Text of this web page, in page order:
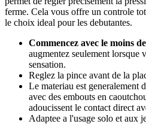
ferme. Cela vous offre un controle
le choix ideal pour les debutantes.
Commencez avec le moins
augmentez seulement lorsque
sensation.
Reglez la pince avant de la
Le materiau est generalement
avec des embouts en
adoucissent le contact direct
Adaptee a l'usage solo et aux